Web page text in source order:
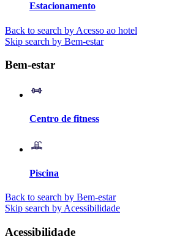
Estacionamento
Back to search by Acesso ao hotel
Skip search by Bem-estar
Bem-estar
Centro de fitness
Piscina
Back to search by Bem-estar
Skip search by Acessibilidade
Acessibilidade